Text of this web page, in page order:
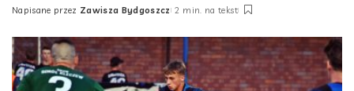
Posted
Napisane przez Zawisza Bydgoszcz 2 min. na tekst